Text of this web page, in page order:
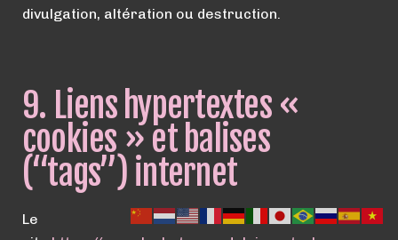
divulgation, altération ou destruction.
9. Liens hypertextes «
cookies » et balises
(“tags”) internet
Le